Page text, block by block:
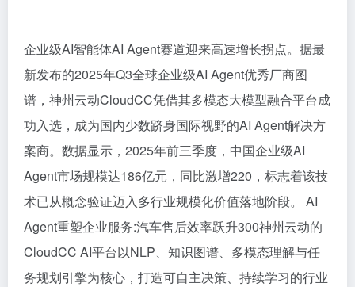
企业级AI智能体AI Agent赛道迎来高速增长拐点。据最
新发布的2025年Q3全球企业级AI Agent优秀厂商图
谱，神州云动CloudCC凭借其多模态大模型融合平台成
功入选，成为国内少数跻身国际视野的AI Agent解决方
案商。数据显示，2025年前三季度，中国企业级AI
Agent市场规模达186亿元，同比激增220，标志着该技
术已从概念验证迈入多行业规模化价值落地阶段。 AI
Agent重塑企业服务:汽车售后效率跃升300神州云动的
CloudCC AI平台以NLP、知识图谱、多模态理解与任
务规划引擎为核心，打造可自主决策、持续学习的行业